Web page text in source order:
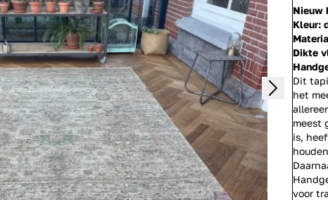
Nieuw
Kleur:
Dikte
Dit
het
meest
is,
voor